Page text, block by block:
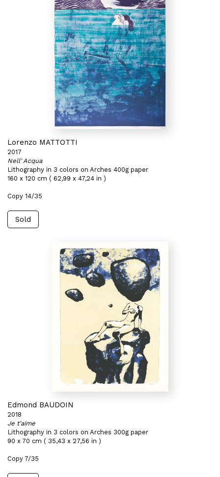
Lorenzo MATTOTTI
2017
Nell' Acqua
Lithography in 3 colors on Arches 400g paper
160 x 120 cm ( 62,99 x 47,24 in )
Copy 14/35
Sold
Edmond BAUDOIN
2018
Je t'aime
Lithography in 3 colors on Arches 300g paper
90 x 70 cm ( 35,43 x 27,56 in )
Copy 7/35